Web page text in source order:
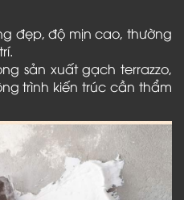
đẹp, độ mịn cao, thường
sản xuất gạch terrazzo,
trình kiến trúc cần thẩm